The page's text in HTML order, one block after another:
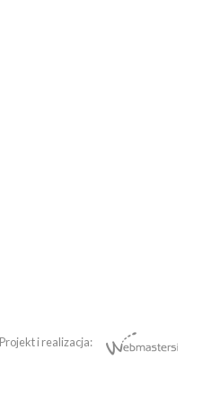
Projekt i realizacja: